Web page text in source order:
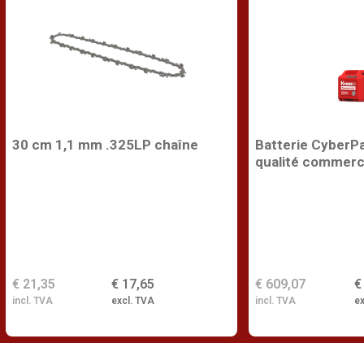
30 cm 1,1 mm .325LP chaîne
€ 17,65
excl. TVA
€ 21,35
incl. TVA
Batterie
qualité
€
€ 609,07
incl. TVA